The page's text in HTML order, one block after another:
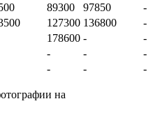
89300 97850
-
127300 136800
-
178600 -
-
- -
-
- - -
на